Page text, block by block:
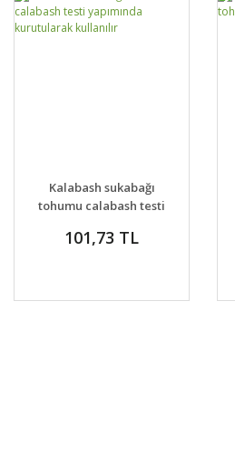
DETAYLAR
VER
Kalabash sukabağı
tohumu calabash testi
kurutularak kullanılır
101,73 TL